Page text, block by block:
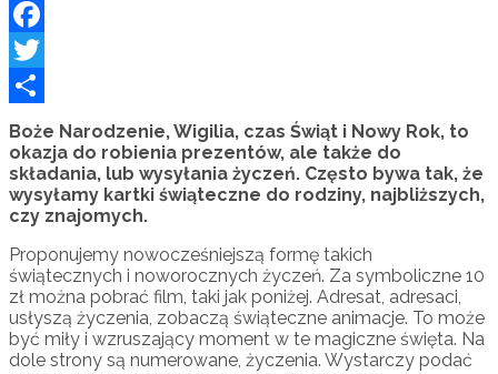
Facebook
Twitter
Podziel
się
Boże Narodzenie, Wigilia, czas Świąt i Nowy Rok, to
okazja do robienia prezentów, ale także do
składania, lub wysyłania życzeń. Często bywa tak, że
wysyłamy kartki świąteczne do rodziny, najbliższych,
czy znajomych.
Proponujemy nowocześniejszą formę takich
świątecznych i noworocznych życzeń. Za symboliczne 10
zł można pobrać film, taki jak poniżej. Adresat, adresaci,
usłyszą życzenia, zobaczą świąteczne animacje. To może
być miły i wzruszający moment w te magiczne święta. Na
dole strony są numerowane, życzenia. Wystarczy podać